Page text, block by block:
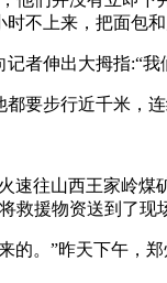
时不上来，把面
者伸出大拇指:“
要步行近千米，
速往山西王家岭
救援物资送到了现
的。”昨天下午，